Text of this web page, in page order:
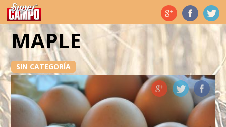
Temas de hoy
MAPLE
SIN CATEGORÍA